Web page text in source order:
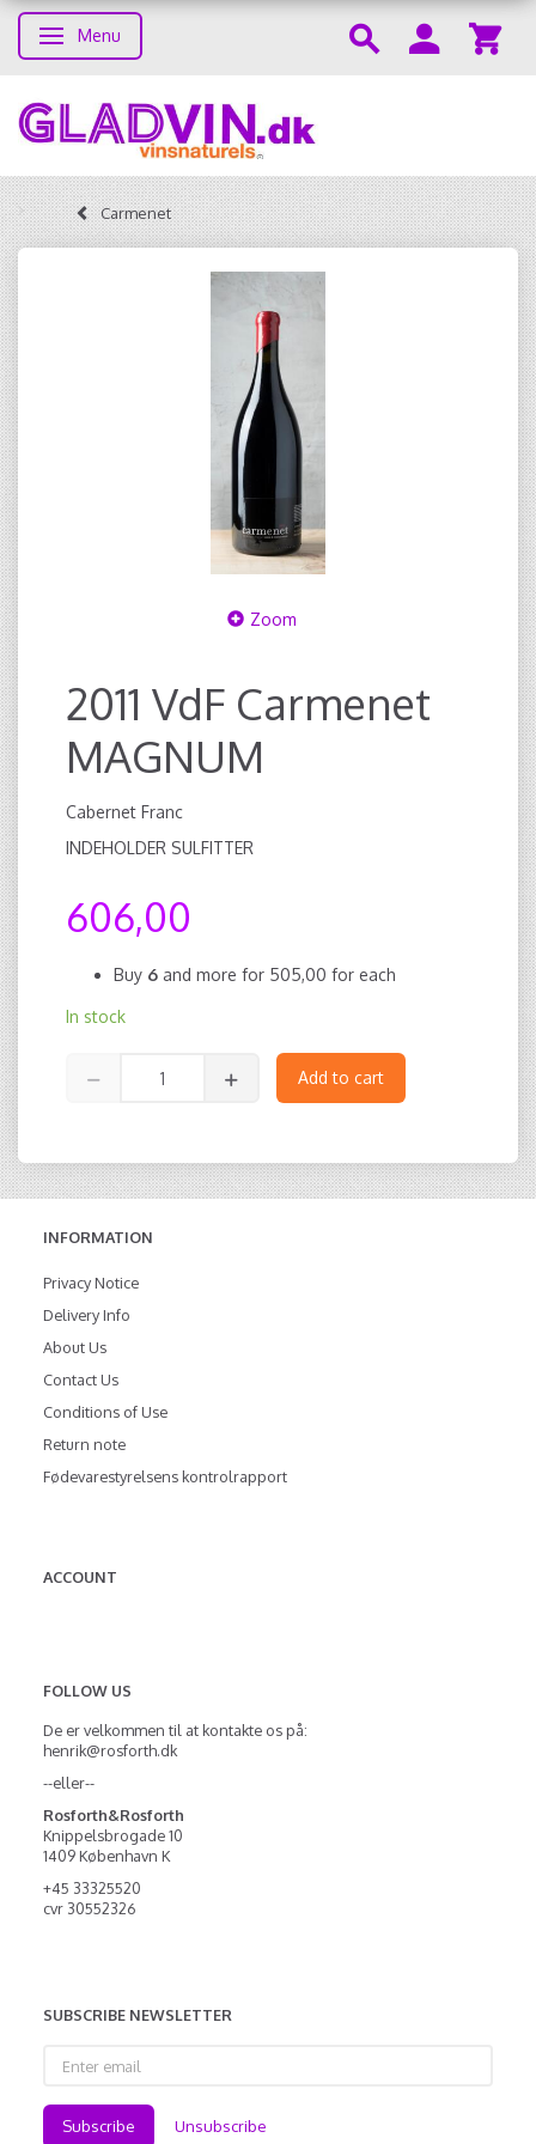
Toggle navigation
Menu
Carmenet
Zoom
2011 VdF Carmenet
MAGNUM
Cabernet Franc
INDEHOLDER SULFITTER
606,00
Buy 6 and more for 505,00 for each
In stock
Add to cart
INFORMATION
Privacy Notice
Delivery Info
About Us
Contact Us
Conditions of Use
Return note
Fødevarestyrelsens kontrolrapport
ACCOUNT
FOLLOW US
De er velkommen til at kontakte os på:
henrik@rosforth.dk
--eller--
Rosforth&Rosforth
Knippelsbrogade 10
1409 København K
+45 33325520
cvr 30552326
SUBSCRIBE NEWSLETTER
email
Subscribe Unsubscribe